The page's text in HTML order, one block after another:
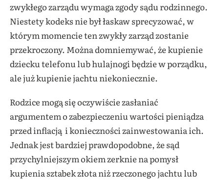
zwykłego zarządu wymaga zgody sądu rodzinnego.
Niestety kodeks nie był łaskaw sprecyzować, w
którym momencie ten zwykły zarząd zostanie
przekroczony. Można domniemywać, że kupienie
dziecku telefonu lub hulajnogi będzie w porządku,
ale już kupienie jachtu niekoniecznie.
Rodzice mogą się oczywiście zasłaniać
argumentem o zabezpieczeniu wartości pieniądza
przed inflacją i konieczności zainwestowania ich.
Jednak jest bardziej prawdopodobne, że sąd
przychylniejszym okiem zerknie na pomysł
kupienia sztabek złota niż rzeczonego jachtu lub